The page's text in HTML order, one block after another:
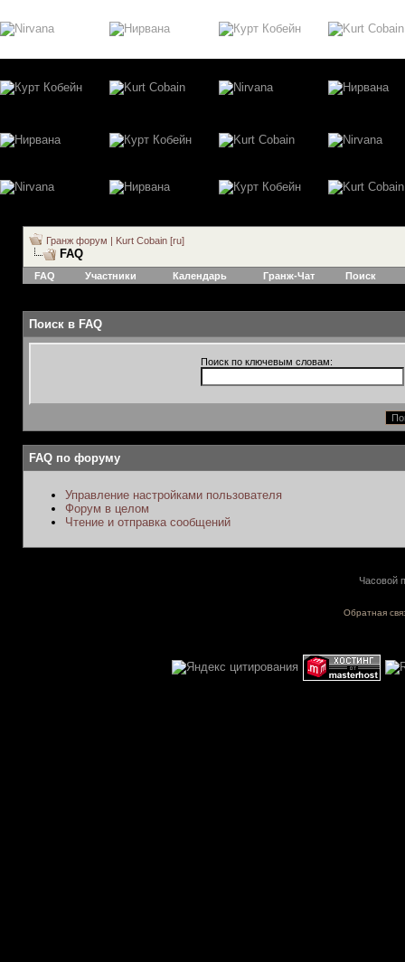
Гранж форум | Kurt Cobain [ru]
FAQ
FAQ Участники Календарь Гранж-Чат Поиск
Поиск в FAQ
Поиск по ключевым словам:
FAQ по форуму
Управление настройками пользователя
Форум в целом
Чтение и отправка сообщений
Часовой
Обратная